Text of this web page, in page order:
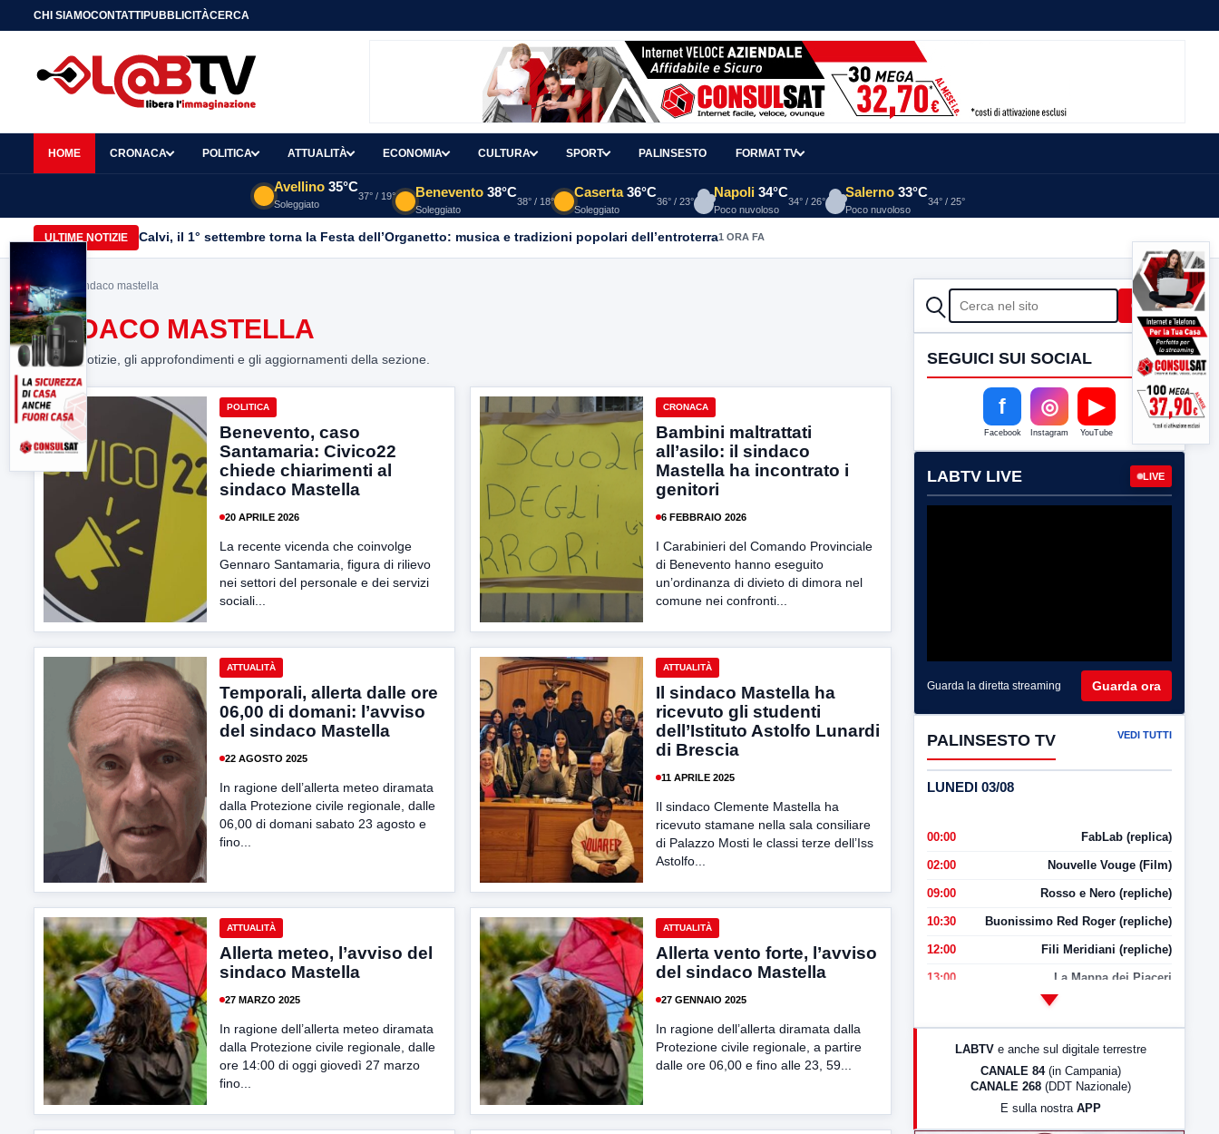
CHI SIAMOCONTATTIPUBBLICITÀCERCA
HOME CRONACA POLITICA ATTUALITÀ ECONOMIA CULTURA SPORT PALINSESTO FORMAT TV
Avellino 35°C
Soleggiato
37° / 19° Benevento 38°C
Soleggiato
38° / 18°
Caserta 36°C
Soleggiato
36° / 23°
Napoli 34°C
Poco nuvoloso
34° / 26°
Salerno 33°C
Poco nuvoloso
34° / 25°
ULTIME NOTIZIE Calvi, il 1° settembre torna la Festa dell’Organetto: musica e tradizioni popolari dell’entroterra1 ORA FA
Home> sindaco mastella
SINDACO MASTELLA
Tutte le notizie, gli approfondimenti e gli aggiornamenti della sezione.
POLITICA
Benevento, caso
Santamaria: Civico22
chiede chiarimenti al
sindaco Mastella
20 APRILE 2026
La recente vicenda che coinvolge
Gennaro Santamaria, figura di rilievo
nei settori del personale e dei servizi
sociali...
CRONACA
Bambini maltrattati
all’asilo: il sindaco
Mastella ha incontrato i
genitori
6 FEBBRAIO 2026
I Carabinieri del Comando Provinciale
di Benevento hanno eseguito
un’ordinanza di divieto di dimora nel
comune nei confronti...
ATTUALITÀ
Temporali, allerta dalle ore
06,00 di domani: l’avviso
del sindaco Mastella
22 AGOSTO 2025
In ragione dell’allerta meteo diramata
dalla Protezione civile regionale, dalle
06,00 di domani sabato 23 agosto e
fino...
ATTUALITÀ
Il sindaco Mastella ha
ricevuto gli studenti
dell’Istituto Astolfo Lunardi
di Brescia
11 APRILE 2025
Il sindaco Clemente Mastella ha
ricevuto stamane nella sala consiliare
di Palazzo Mosti le classi terze dell’Iss
Astolfo...
ATTUALITÀ
Allerta meteo, l’avviso del
sindaco Mastella
27 MARZO 2025
In ragione dell’allerta meteo diramata
dalla Protezione civile regionale, dalle
ore 14:00 di oggi giovedì 27 marzo
fino...
ATTUALITÀ
Allerta vento forte, l’avviso
del sindaco Mastella
27 GENNAIO 2025
In ragione dell’allerta diramata dalla
Protezione civile regionale, a partire
dalle ore 06,00 e fino alle 23, 59...
CERCA Cerca
SEGUICI SUI SOCIAL
f
Facebook
◎
Instagram
▶
YouTube
LABTV LIVE LIVE
Guarda la diretta streaming Guarda ora
PALINSESTO TV VEDI TUTTI
LUNEDI 03/08
00:00 FabLab (replica)
02:00 Nouvelle Vouge (Film)
09:00 Rosso e Nero (repliche)
10:30 Buonissimo Red Roger (repliche)
12:00 Fili Meridiani (repliche)
13:00 La Mappa dei Piaceri
LabNews (Diretta)
LABTV e anche sul digitale terrestre
CANALE 84 (in Campania)
CANALE 268 (DDT Nazionale)
E sulla nostra APP